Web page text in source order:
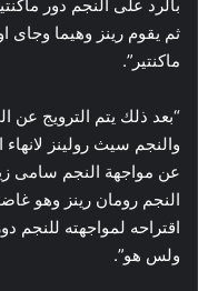
بالرد على النجم دور
ثم يقوم رينز وهيما وجاى
ماكنتير”.
“بعد ذلك يتم الترويج عن
والنجم سيث رولينز لانهاء
عن مواجهة النجم سامى
النجم رومان رينز وهو
اقتراحه لمواجهته للنجم
ولس هو”.